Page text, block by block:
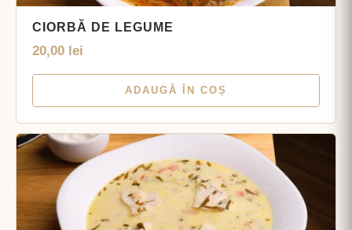
CIORBĂ DE LEGUME
20,00 lei
ADAUGĂ ÎN COȘ